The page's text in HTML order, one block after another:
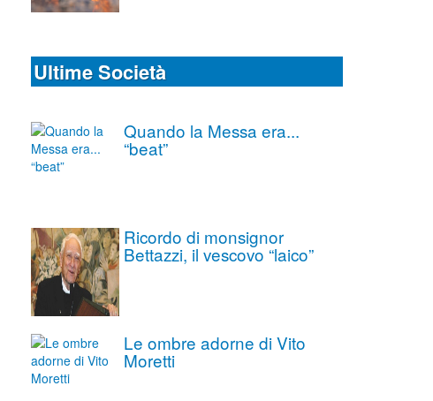
Ultime Società
Quando la Messa era...
“beat”
Ricordo di monsignor
Bettazzi, il vescovo “laico”
Le ombre adorne di Vito
Moretti